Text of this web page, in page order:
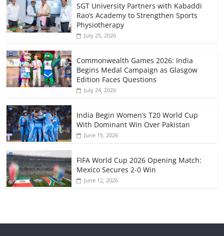
SGT University Partners with Kabaddi
Rao’s Academy to Strengthen Sports
Physiotherapy
July 25, 2026
Commonwealth Games 2026: India
Begins Medal Campaign as Glasgow
Edition Faces Questions
July 24, 2026
India Begin Women’s T20 World Cup
With Dominant Win Over Pakistan
June 15, 2026
FIFA World Cup 2026 Opening Match:
Mexico Secures 2-0 Win
June 12, 2026